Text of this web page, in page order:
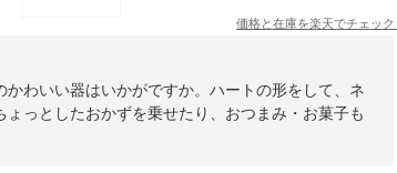
価格と在庫を楽天でチェック
わいい器はいかがですか。ハートの形をして、ネ
っとしたおかずを乗せたり、おつまみ・お菓子も